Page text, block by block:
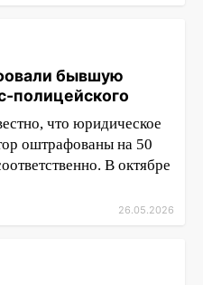
бывшую
полицейского
что юридическое
оштрафованы на 50
В октябре
26.05.2026